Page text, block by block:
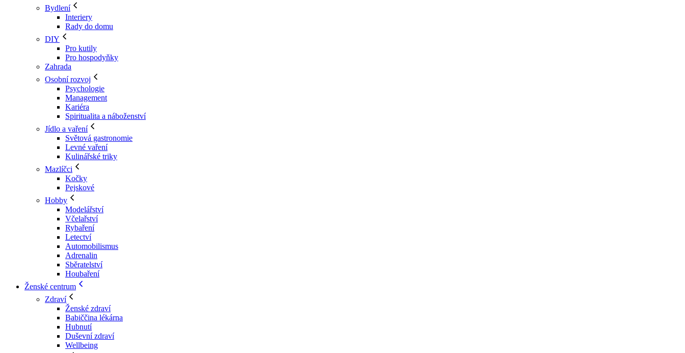
Bydlení
Interiery
Rady do domu
DIY
Pro kutily
Pro hospodyňky
Zahrada
Osobní rozvoj
Psychologie
Management
Kariéra
Spiritualita a náboženství
Jídlo a vaření
Světová gastronomie
Levné vaření
Kulinářské triky
Mazlíčci
Kočky
Pejskové
Hobby
Modelářství
Včelařství
Rybaření
Letectví
Automobilismus
Adrenalin
Sběratelství
Houbaření
Ženské centrum
Zdraví
Ženské zdraví
Babiččina lékárna
Hubnutí
Duševní zdraví
Wellbeing